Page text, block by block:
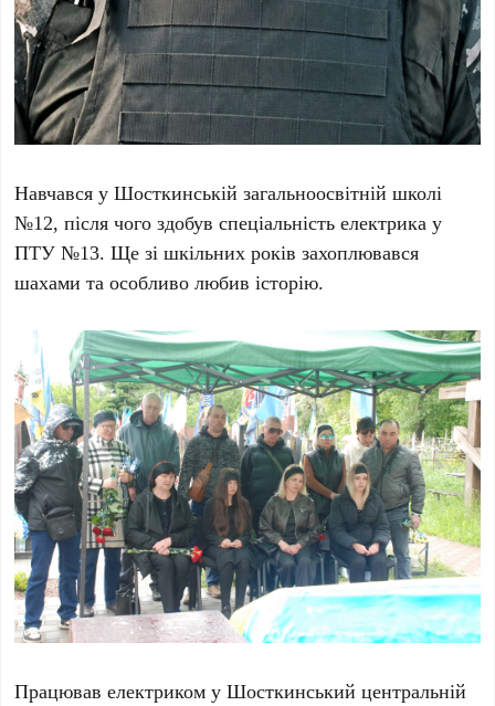
Навчався у Шосткинській загальноосвітній школі
№12, після чого здобув спеціальність електрика у
ПТУ №13. Ще зі шкільних років захоплювався
шахами та особливо любив історію.
Працював електриком у Шосткинський центральній